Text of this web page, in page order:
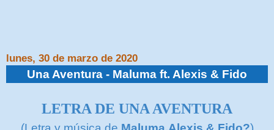
lunes, 30 de marzo de 2020
Una Aventura - Maluma ft. Alexis & Fido
LETRA DE UNA AVENTURA